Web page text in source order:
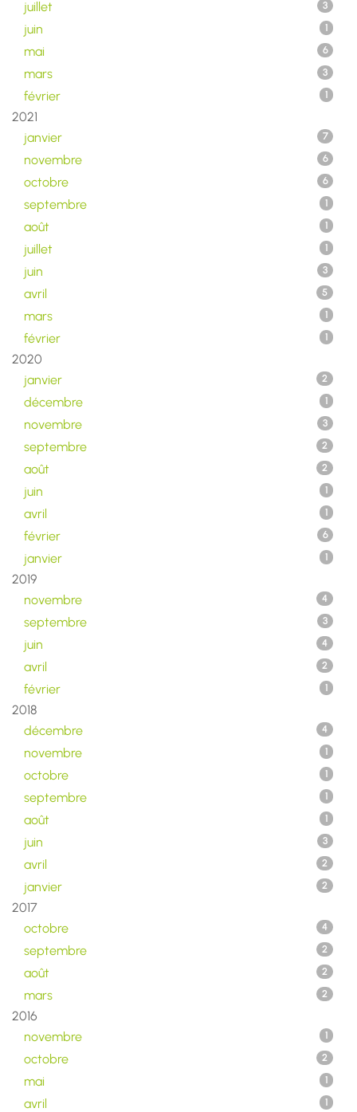
juillet 3
juin 1
mai 6
mars 3
février 1
2021
janvier
7
novembre 6
octobre 6
septembre 1
août 1
juillet 1
juin 3
avril 5
mars 1
février 1
2020
janvier
2
décembre 1
novembre 3
septembre 2
août 2
juin 1
avril 1
février 6
janvier 1
2019
novembre
4
septembre 3
juin 4
avril 2
février 1
2018
décembre
4
novembre 1
octobre 1
septembre 1
août 1
juin 3
avril 2
janvier 2
2017
octobre
4
septembre 2
août 2
mars 2
2016
novembre
1
octobre 2
mai 1
avril 1